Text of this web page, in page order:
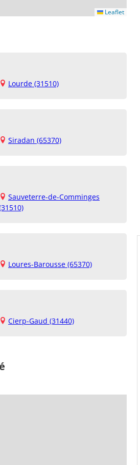
Leaflet
Lourde (31510)
Siradan (65370)
Sauveterre-de-Comminges
Loures-Barousse (65370)
Cierp-Gaud (31440)